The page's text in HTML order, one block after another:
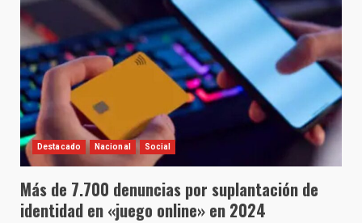
Destacado Nacional Social
Más de 7.700 denuncias por suplantación de
identidad en «juego online» en 2024